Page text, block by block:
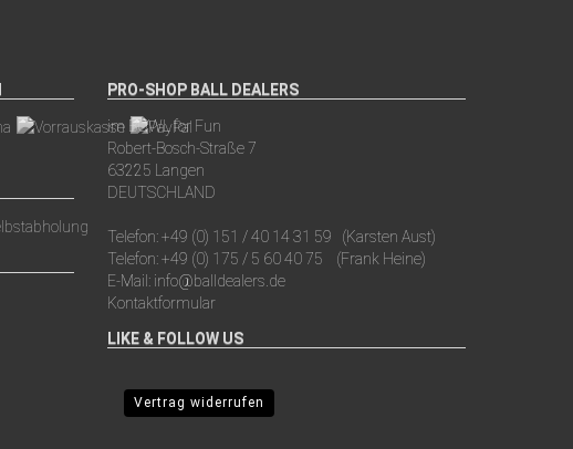
PRO-SHOP BALL DEALERS
im BOWL for Fun
Robert-Bosch-Straße 7
63225 Langen
DEUTSCHLAND
Telefon:+49 (0) 151 / 40 14 31 59
(Karsten Aust)
Telefon:+49 (0) 175 / 5 60 40 75
(Frank Heine)
E-Mail: info@balldealers.de
Kontaktformular
LIKE & FOLLOW US
Vertrag widerrufen